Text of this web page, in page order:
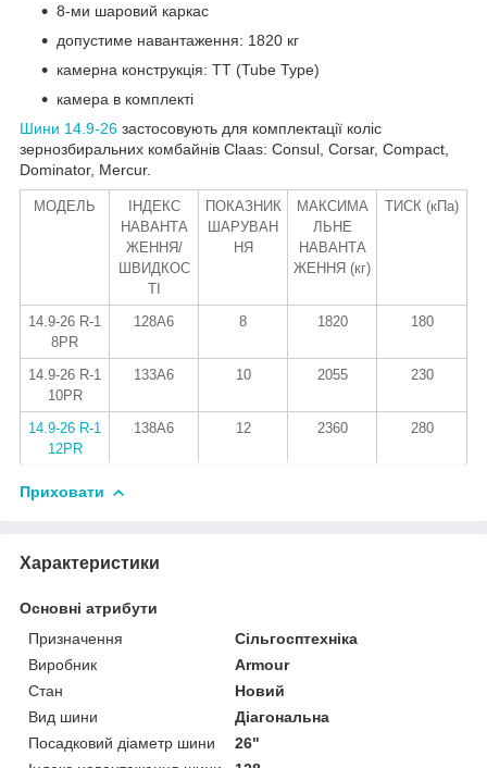
8-ми шаровий каркас
допустиме навантаження: 1820 кг
камерна конструкція: TT (Tube Type)
камера в комплекті
Шини 14.9-26 застосовують для комплектації коліс
зернозбиральних комбайнів Claas: Consul, Corsar, Compact,
Dominator, Mercur.
МОДЕЛЬ
ІНДЕКС
НАВАНТА
ЖЕННЯ/
ШВИДКОС
ТІ
ПОКАЗНИК
ШАРУВАН
НЯ
МАКСИМА
ЛЬНЕ
НАВАНТА
ЖЕННЯ (кг)
ТИСК (кПа)
14.9-26 R-1
8PR
128A6 8 1820 180
14.9-26 R-1
10PR
133A6 10 2055 230
14.9-26 R-1
12PR
138A6 12 2360 280
Приховати
Характеристики
Основні атрибути
Призначення
Сільгосптехніка
Виробник
Armour
Стан
Новий
Вид шини
Діагональна
Посадковий діаметр шини
26"